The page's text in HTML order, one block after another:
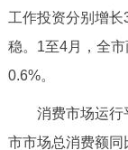
工作投资分别增
稳。1至4月，全
0.6%。
消费市场运行
市市场总消费额